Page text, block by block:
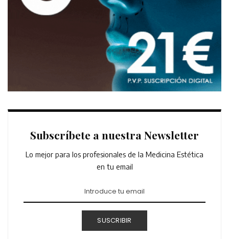
Subscríbete a nuestra Newsletter
Lo mejor para los profesionales de la Medicina Estética
en tu email
SUSCRIBIR